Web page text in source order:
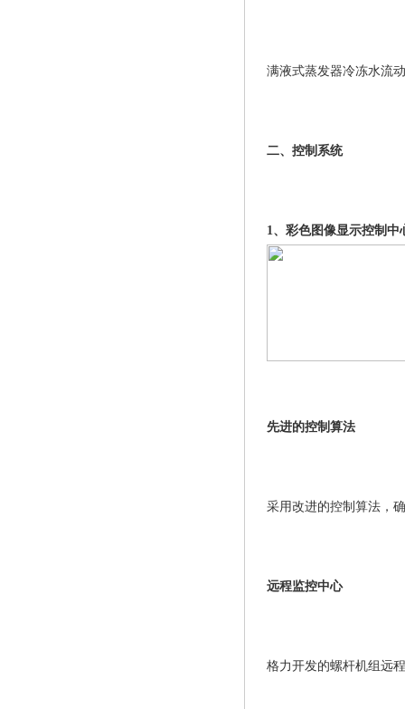
满液式蒸发器冷冻水流
二、控制系统
1、彩色图像显示控制中
先进的控制算法
采用改进的控制算法，
远程监控中心
格力开发的螺杆机组远